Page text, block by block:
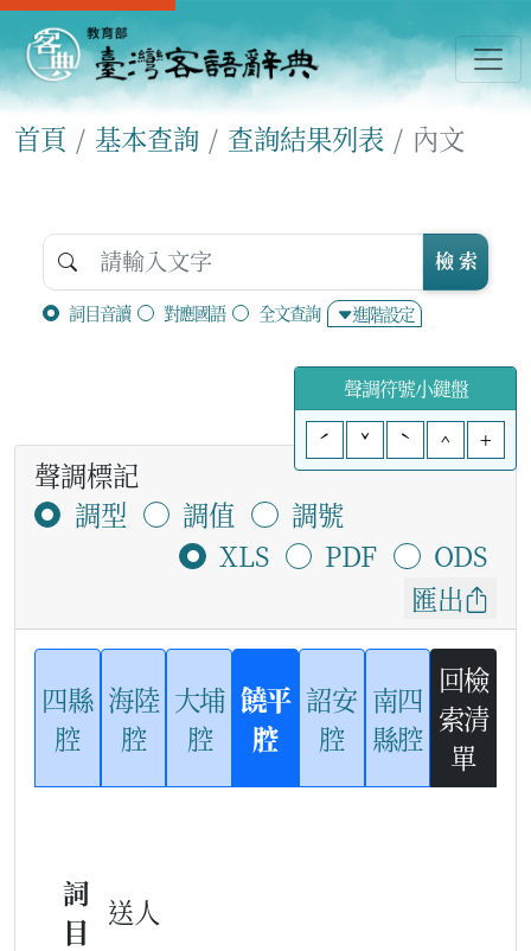
首頁 基本查詢 查詢結果列表 內文
詞目音讀 對應國語 全文查詢 進階設定
檢 索
聲調符號小鍵盤
ˊ
ˇ ˋ ^ +
聲調標記
調型
調值
調號
XLS
PDF
ODS
匯出
四縣
腔
海陸
腔
大埔
腔
饒平
腔
詔安
腔
南四
縣腔
回檢
索清
單
詞
目
送人